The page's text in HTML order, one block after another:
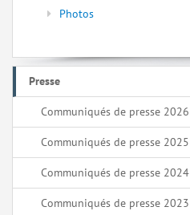
Photos
Presse
Communiqués de presse 2026
Communiqués de presse 2025
Communiqués de presse 2024
Communiqués de presse 2023